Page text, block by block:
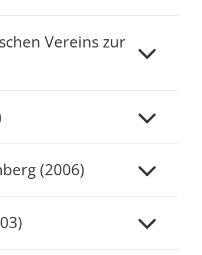
Vereins zur
(2006)